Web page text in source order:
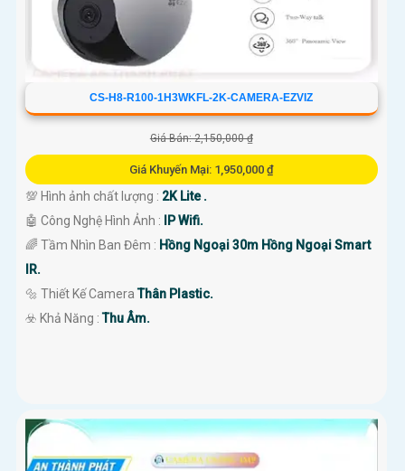
CS-H8-R100-1H3WKFL-2K-CAMERA-EZVIZ
Giá Bán: 2,150,000 ₫
Giá Khuyến Mại: 1,950,000 ₫
💯 Hình ảnh chất lượng : 2K Lite .
🤖️ Công Nghệ Hình Ảnh : IP Wifi.
🌈 Tầm Nhìn Ban Đêm : Hồng Ngoại 30m Hồng Ngoại Smart
IR.
🔩 Thiết Kế CameraThân Plastic.
️☣️ Khả Năng :Thu Âm.